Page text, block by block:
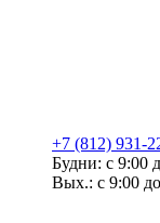
+7 (812) 931-
Будни: с 9:00
Вых.: с 9:00